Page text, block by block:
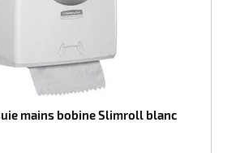
mains bobine Slimroll blanc